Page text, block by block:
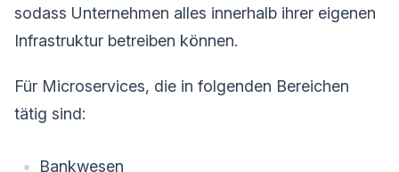
sodass Unternehmen alles innerhalb ihrer eigenen
Infrastruktur betreiben können.
Für Microservices, die in folgenden Bereichen
tätig sind:
Bankwesen